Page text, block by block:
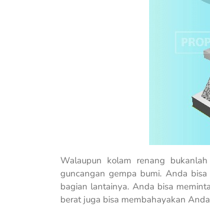
Walaupun kolam renang
guncangan gempa bumi. Anda
bagian lantainya. Anda bisa
berat juga bisa membahayakan